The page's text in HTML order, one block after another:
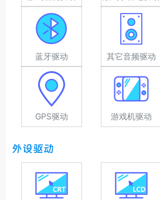
蓝牙驱动 其它音频驱动
GPS驱动 游戏机驱动
外设驱动